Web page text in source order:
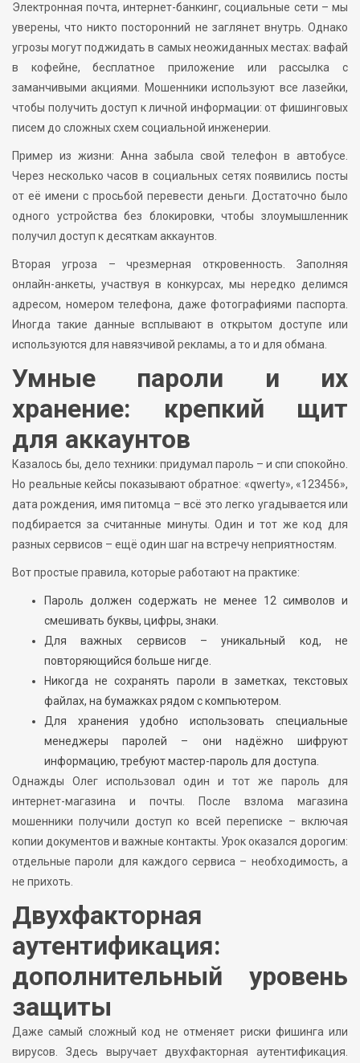
Электронная почта, интернет-банкинг, социальные сети – мы
уверены, что никто посторонний не заглянет внутрь. Однако
угрозы могут поджидать в самых неожиданных местах: вафай
в кофейне, бесплатное приложение или рассылка с
заманчивыми акциями. Мошенники используют все лазейки,
чтобы получить доступ к личной информации: от фишинговых
писем до сложных схем социальной инженерии.
Пример из жизни: Анна забыла свой телефон в автобусе.
Через несколько часов в социальных сетях появились посты
от её имени с просьбой перевести деньги. Достаточно было
одного устройства без блокировки, чтобы злоумышленник
получил доступ к десяткам аккаунтов.
Вторая угроза – чрезмерная откровенность. Заполняя
онлайн-анкеты, участвуя в конкурсах, мы нередко делимся
адресом, номером телефона, даже фотографиями паспорта.
Иногда такие данные всплывают в открытом доступе или
используются для навязчивой рекламы, а то и для обмана.
Умные пароли и их
хранение: крепкий щит
для аккаунтов
Казалось бы, дело техники: придумал пароль – и спи спокойно.
Но реальные кейсы показывают обратное: «qwerty», «123456»,
дата рождения, имя питомца – всё это легко угадывается или
подбирается за считанные минуты. Один и тот же код для
разных сервисов – ещё один шаг на встречу неприятностям.
Вот простые правила, которые работают на практике:
Пароль должен содержать не менее 12 символов и
смешивать буквы, цифры, знаки.
Для важных сервисов – уникальный код, не
повторяющийся больше нигде.
Никогда не сохранять пароли в заметках, текстовых
файлах, на бумажках рядом с компьютером.
Для хранения удобно использовать специальные
менеджеры паролей – они надёжно шифруют
информацию, требуют мастер-пароль для доступа.
Однажды Олег использовал один и тот же пароль для
интернет-магазина и почты. После взлома магазина
мошенники получили доступ ко всей переписке – включая
копии документов и важные контакты. Урок оказался дорогим:
отдельные пароли для каждого сервиса – необходимость, а
не прихоть.
Двухфакторная
аутентификация:
дополнительный уровень
защиты
Даже самый сложный код не отменяет риски фишинга или
вирусов. Здесь выручает двухфакторная аутентификация.